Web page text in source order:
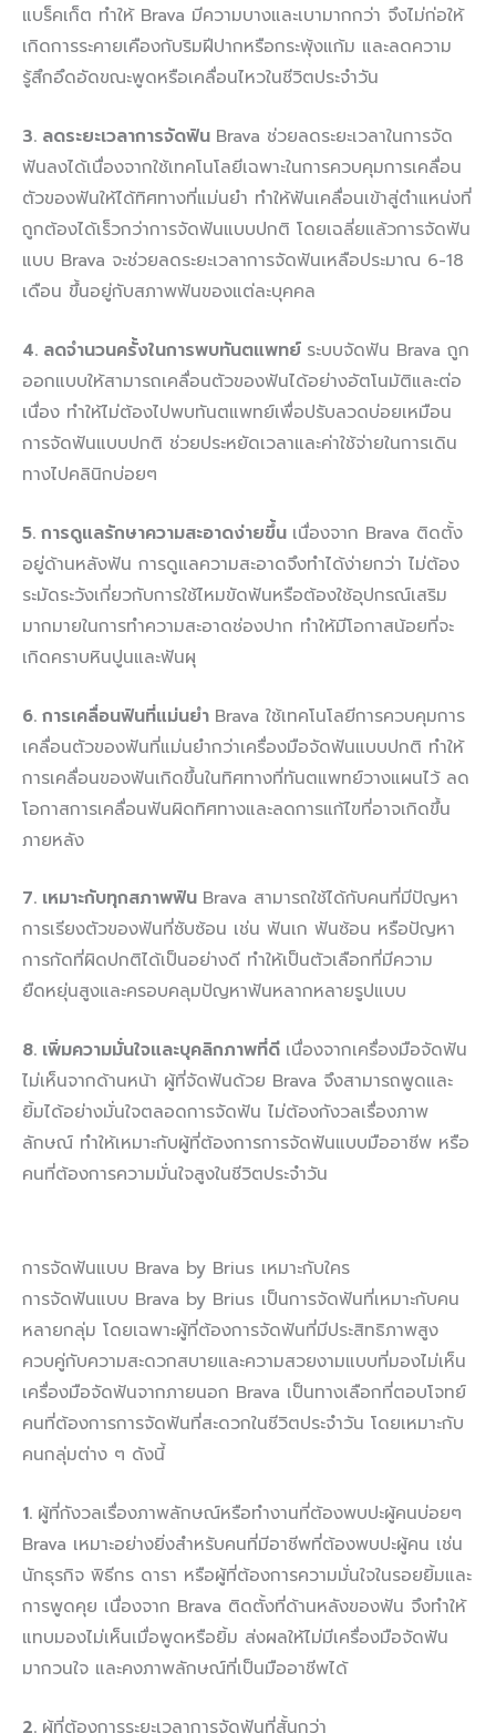
แบร็คเก็ต ทำให้ Brava มีความบางและเบามากกว่า จึงไม่ก่อให้
เกิดการระคายเคืองกับริมฝีปากหรือกระพุ้งแก้ม และลดความ
รู้สึกอึดอัดขณะพูดหรือเคลื่อนไหวในชีวิตประจำวัน
3. ลดระยะเวลาการจัดฟัน Brava ช่วยลดระยะเวลาในการจัด
ฟันลงได้เนื่องจากใช้เทคโนโลยีเฉพาะในการควบคุมการเคลื่อน
ตัวของฟันให้ได้ทิศทางที่แม่นยำ ทำให้ฟันเคลื่อนเข้าสู่ตำแหน่งที่
ถูกต้องได้เร็วกว่าการจัดฟันแบบปกติ โดยเฉลี่ยแล้วการจัดฟัน
แบบ Brava จะช่วยลดระยะเวลาการจัดฟันเหลือประมาณ 6-18
เดือน ขึ้นอยู่กับสภาพฟันของแต่ละบุคคล
4. ลดจำนวนครั้งในการพบทันตแพทย์ ระบบจัดฟัน Brava ถูก
ออกแบบให้สามารถเคลื่อนตัวของฟันได้อย่างอัตโนมัติและต่อ
เนื่อง ทำให้ไม่ต้องไปพบทันตแพทย์เพื่อปรับลวดบ่อยเหมือน
การจัดฟันแบบปกติ ช่วยประหยัดเวลาและค่าใช้จ่ายในการเดิน
ทางไปคลินิกบ่อยๆ
5. การดูแลรักษาความสะอาดง่ายขึ้น เนื่องจาก Brava ติดตั้ง
อยู่ด้านหลังฟัน การดูแลความสะอาดจึงทำได้ง่ายกว่า ไม่ต้อง
ระมัดระวังเกี่ยวกับการใช้ไหมขัดฟันหรือต้องใช้อุปกรณ์เสริม
มากมายในการทำความสะอาดช่องปาก ทำให้มีโอกาสน้อยที่จะ
เกิดคราบหินปูนและฟันผุ
6. การเคลื่อนฟันที่แม่นยำ Brava ใช้เทคโนโลยีการควบคุมการ
เคลื่อนตัวของฟันที่แม่นยำกว่าเครื่องมือจัดฟันแบบปกติ ทำให้
การเคลื่อนของฟันเกิดขึ้นในทิศทางที่ทันตแพทย์วางแผนไว้ ลด
โอกาสการเคลื่อนฟันผิดทิศทางและลดการแก้ไขที่อาจเกิดขึ้น
ภายหลัง
7. เหมาะกับทุกสภาพฟัน Brava สามารถใช้ได้กับคนที่มีปัญหา
การเรียงตัวของฟันที่ซับซ้อน เช่น ฟันเก ฟันซ้อน หรือปัญหา
การกัดที่ผิดปกติได้เป็นอย่างดี ทำให้เป็นตัวเลือกที่มีความ
ยืดหยุ่นสูงและครอบคลุมปัญหาฟันหลากหลายรูปแบบ
8. เพิ่มความมั่นใจและบุคลิกภาพที่ดี เนื่องจากเครื่องมือจัดฟัน
ไม่เห็นจากด้านหน้า ผู้ที่จัดฟันด้วย Brava จึงสามารถพูดและ
ยิ้มได้อย่างมั่นใจตลอดการจัดฟัน ไม่ต้องกังวลเรื่องภาพ
ลักษณ์ ทำให้เหมาะกับผู้ที่ต้องการการจัดฟันแบบมืออาชีพ หรือ
คนที่ต้องการความมั่นใจสูงในชีวิตประจำวัน
การจัดฟันแบบ Brava by Brius เหมาะกับใคร
การจัดฟันแบบ Brava by Brius เป็นการจัดฟันที่เหมาะกับคน
หลายกลุ่ม โดยเฉพาะผู้ที่ต้องการจัดฟันที่มีประสิทธิภาพสูง
ควบคู่กับความสะดวกสบายและความสวยงามแบบที่มองไม่เห็น
เครื่องมือจัดฟันจากภายนอก Brava เป็นทางเลือกที่ตอบโจทย์
คนที่ต้องการการจัดฟันที่สะดวกในชีวิตประจำวัน โดยเหมาะกับ
คนกลุ่มต่าง ๆ ดังนี้
1. ผู้ที่กังวลเรื่องภาพลักษณ์หรือทำงานที่ต้องพบปะผู้คนบ่อยๆ
Brava เหมาะอย่างยิ่งสำหรับคนที่มีอาชีพที่ต้องพบปะผู้คน เช่น
นักธุรกิจ พิธีกร ดารา หรือผู้ที่ต้องการความมั่นใจในรอยยิ้มและ
การพูดคุย เนื่องจาก Brava ติดตั้งที่ด้านหลังของฟัน จึงทำให้
แทบมองไม่เห็นเมื่อพูดหรือยิ้ม ส่งผลให้ไม่มีเครื่องมือจัดฟัน
มากวนใจ และคงภาพลักษณ์ที่เป็นมืออาชีพได้
2. ผู้ที่ต้องการระยะเวลาการจัดฟันที่สั้นกว่า